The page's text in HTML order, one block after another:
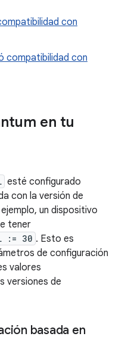
con
compatibilidad con
en tu
esté configurado
con la versión de
un dispositivo
tener
:= 30 . Esto es
de configuración
valores
versiones de
basada en